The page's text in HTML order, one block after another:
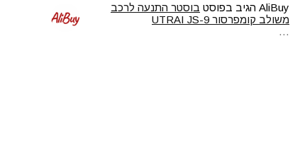
AliBuy הגיב בפוסט בוסטר התנעה לרכב
משולב קומפרסור UTRAI JS-9
…